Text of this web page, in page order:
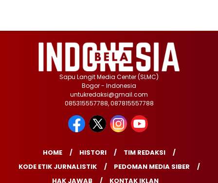
Sapu Langit Media Center (SLMC)
Bogor - Indonesia
untukredaksi@gmail.com
085315557788, 087815557788
HOME HISTORI
TIM REDAKSI
KODE ETIK JURNALISTIK
PEDOMAN MEDIA SIBER
HAK JAWAB
KONTAK IKLAN